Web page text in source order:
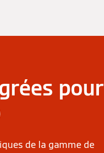
pour
de la gamme de